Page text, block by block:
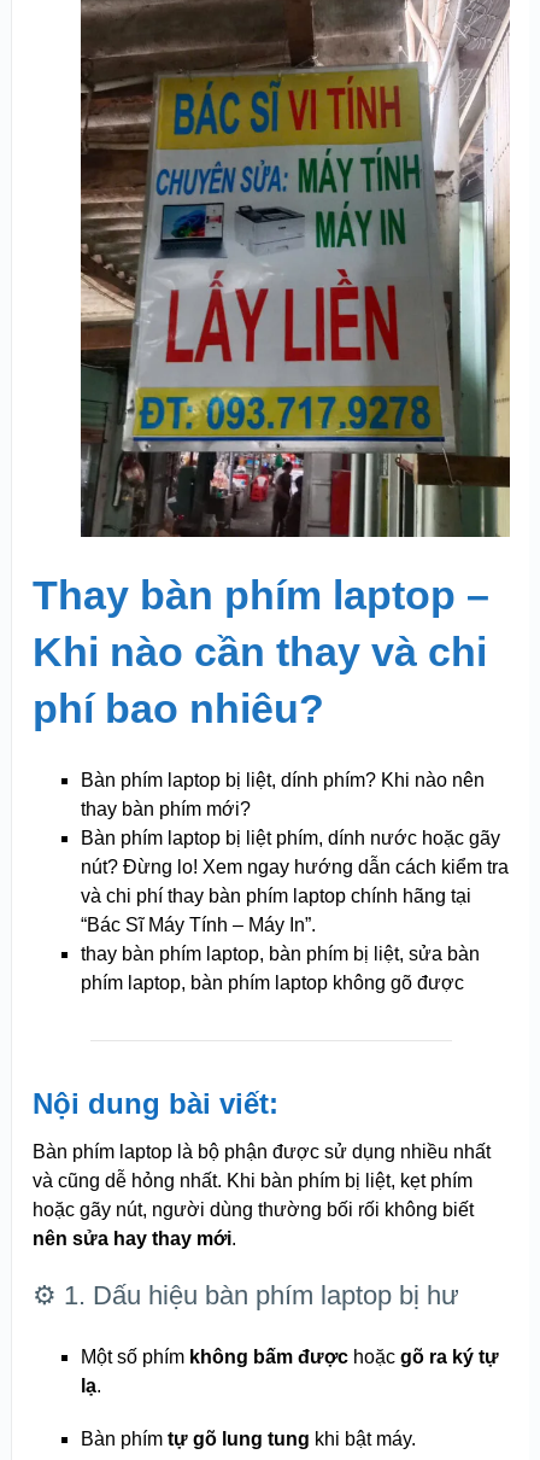
Thay bàn phím laptop –
Khi nào cần thay và chi
phí bao nhiêu?
Bàn phím laptop bị liệt, dính phím? Khi nào nên
thay bàn phím mới?
Bàn phím laptop bị liệt phím, dính nước hoặc gãy
nút? Đừng lo! Xem ngay hướng dẫn cách kiểm tra
và chi phí thay bàn phím laptop chính hãng tại
“Bác Sĩ Máy Tính – Máy In”.
thay bàn phím laptop, bàn phím bị liệt, sửa bàn
phím laptop, bàn phím laptop không gõ được
Nội dung bài viết:
Bàn phím laptop là bộ phận được sử dụng nhiều nhất
và cũng dễ hỏng nhất. Khi bàn phím bị liệt, kẹt phím
hoặc gãy nút, người dùng thường bối rối không biết
nên sửa hay thay mới.
⚙️ 1. Dấu hiệu bàn phím laptop bị hư
Một số phím không bấm đượchoặc gõ ra ký tự
lạ.
Bàn phím tự gõ lung tung khi bật máy.